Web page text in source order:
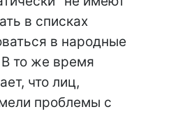
в списках
в народные
то же время
что лиц,
проблемы с